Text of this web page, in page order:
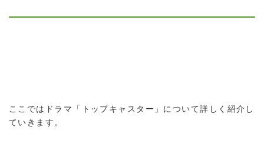
ここではドラマ「トップキャスター」について詳しく紹介し
ていきます。